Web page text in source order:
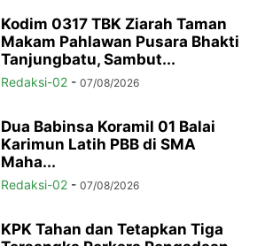
Kodim 0317 TBK Ziarah Taman
Makam Pahlawan Pusara Bhakti
Tanjungbatu, Sambut...
Redaksi-02 - 07/08/2026
Dua Babinsa Koramil 01 Balai
Karimun Latih PBB di SMA
Maha...
Redaksi-02 - 07/08/2026
KPK Tahan dan Tetapkan Tiga